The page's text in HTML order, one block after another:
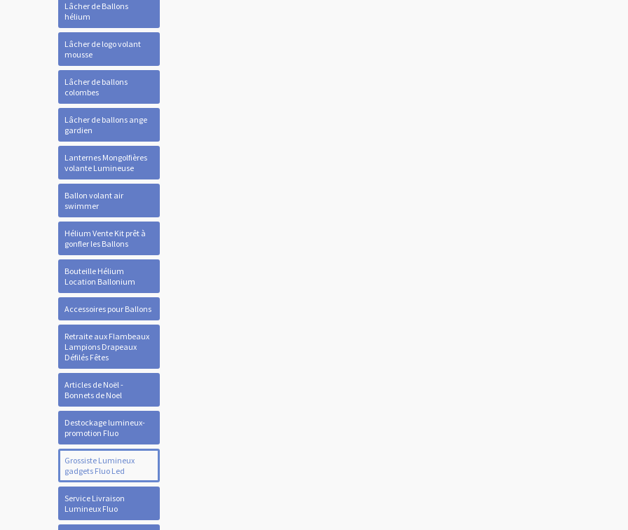
Lâcher de Ballons
hélium
Lâcher de logo volant
mousse
Lâcher de ballons
colombes
Lâcher de ballons ange
gardien
Lanternes Mongolfières
volante Lumineuse
Ballon volant air
swimmer
Hélium Vente Kit prêt à
gonfler les Ballons
Bouteille Hélium
Location Ballonium
Accessoires pour Ballons
Retraite aux Flambeaux
Lampions Drapeaux
Défilés Fêtes
Articles de Noël -
Bonnets de Noel
Destockage lumineux-
promotion Fluo
Grossiste Lumineux
gadgets Fluo Led
Service Livraison
Lumineux Fluo